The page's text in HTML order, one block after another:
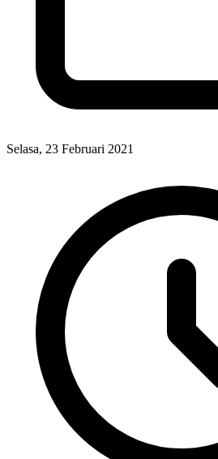
Selasa, 23 Februari 2021